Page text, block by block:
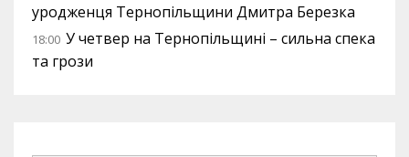
уродженця Тернопільщини Дмитра Березка
18:00 У четвер на Тернопільщині – сильна спека
та грози